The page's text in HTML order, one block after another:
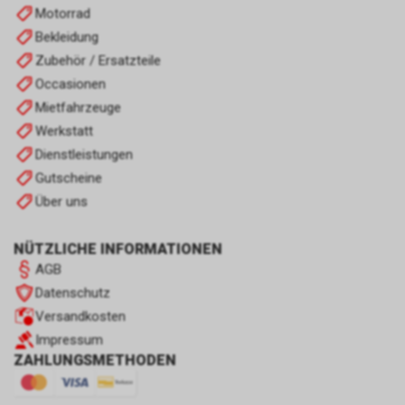
Motorrad
Bekleidung
Zubehör / Ersatzteile
Occasionen
Mietfahrzeuge
Werkstatt
Dienstleistungen
Gutscheine
Über uns
NÜTZLICHE INFORMATIONEN
AGB
Datenschutz
Versandkosten
Impressum
ZAHLUNGSMETHODEN